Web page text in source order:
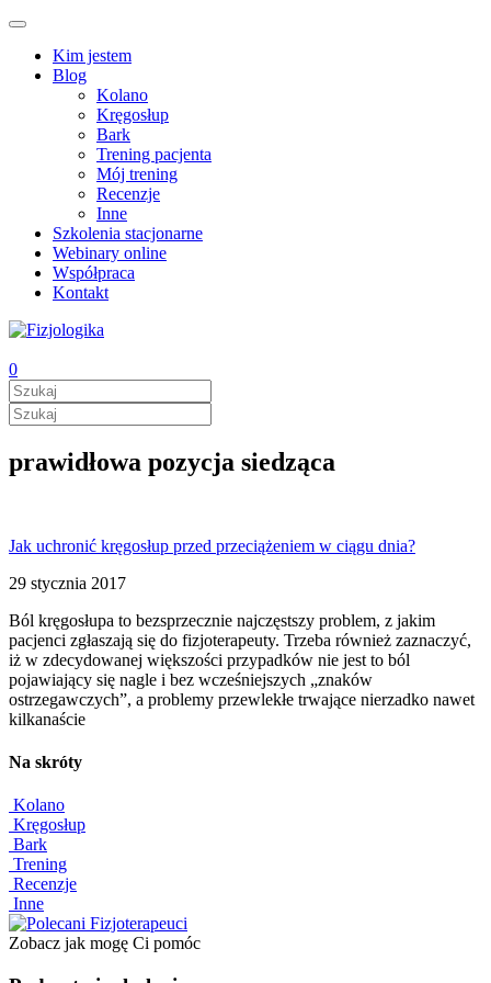
Kim jestem
Blog
Kolano
Kręgosłup
Bark
Trening pacjenta
Mój trening
Recenzje
Inne
Szkolenia stacjonarne
Webinary online
Współpraca
Kontakt
0
prawidłowa pozycja siedząca
Jak uchronić kręgosłup przed przeciążeniem w ciągu dnia?
29 stycznia 2017
Ból kręgosłupa to bezsprzecznie najczęstszy problem, z jakim
pacjenci zgłaszają się do fizjoterapeuty. Trzeba również zaznaczyć,
iż w zdecydowanej większości przypadków nie jest to ból
pojawiający się nagle i bez wcześniejszych „znaków
ostrzegawczych”, a problemy przewlekłe trwające nierzadko nawet
kilkanaście
Na skróty
Kolano
Kręgosłup
Bark
Trening
Recenzje
Inne
Zobacz jak mogę Ci pomóc